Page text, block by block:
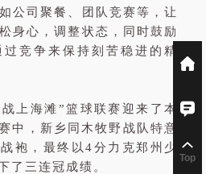
公司聚餐、团队竞赛等，让
身心，调整状态，同时鼓励
竞争来保持刻苦稳进的精
上海滩”篮球联赛迎来了本
中，新乡同木牧野战队特意
袍，最终以4分力克郑州少
了三连冠成绩。
Top